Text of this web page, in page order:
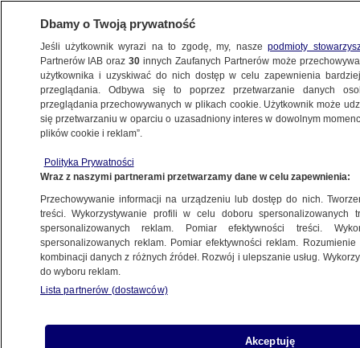
BIZNES
NAJNOWSZE
ostro w dół
11.05.2012, 13:48Aktualizacja: 11.05.2012, 14:02
Udostępnij
Największy amerykański bank JP Morgan
tygodniach i ostrzegł, że faktyczna strata może
Dbamy o Twoją prywatność
Jeśli użytkownik wyrazi na to zgodę, my, naszepodmioty
Partnerów IAB oraz30 innych Zaufanych Partnerów może
użytkownika i uzyskiwać do nich dostęp w celu zapewnienia
przeglądania. Odbywa się to poprzez przetwarzanie danych
przeglądania przechowywanych w plikach cookie. Użytkownik może
się przetwarzaniu w oparciu o uzasadniony interes w dowolnym
plików cookie i reklam”.
Polityka Prywatności
Wraz z naszymi partnerami przetwarzamy dane w celu zapewnienia:
Przechowywanie informacji na urządzeniu lub dostęp do nich.
treści. Wykorzystywanie profili w celu doboru spersonalizowanych
spersonalizowanych reklam. Pomiar efektywności treści.
spersonalizowanych reklam. Pomiar efektywności reklam.
kombinacji danych z różnych źródeł. Rozwój i ulepszanie usług.
do wyboru reklam.
Lista partnerów (dostawców)
Akceptuję